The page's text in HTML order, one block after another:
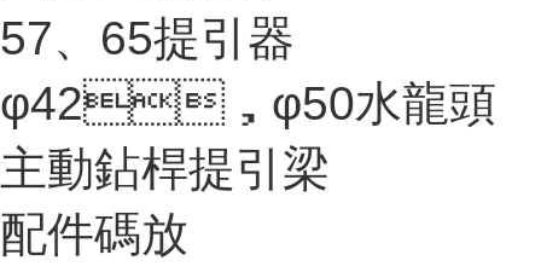
57、65提引器
φ42，φ50水龍頭
主動鉆桿提引梁
配件碼放